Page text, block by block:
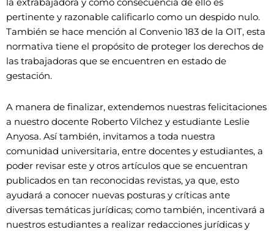
la extrabajadora y como consecuencia de ello es
pertinente y razonable calificarlo como un despido nulo.
También se hace mención al Convenio 183 de la OIT, esta
normativa tiene el propósito de proteger los derechos de
las trabajadoras que se encuentren en estado de
gestación.
A manera de finalizar, extendemos nuestras felicitaciones
a nuestro docente Roberto Vilchez y estudiante Leslie
Anyosa. Así también, invitamos a toda nuestra
comunidad universitaria, entre docentes y estudiantes, a
poder revisar este y otros artículos que se encuentran
publicados en tan reconocidas revistas, ya que, esto
ayudará a conocer nuevas posturas y críticas ante
diversas temáticas jurídicas; como también, incentivará a
nuestros estudiantes a realizar redacciones jurídicas y